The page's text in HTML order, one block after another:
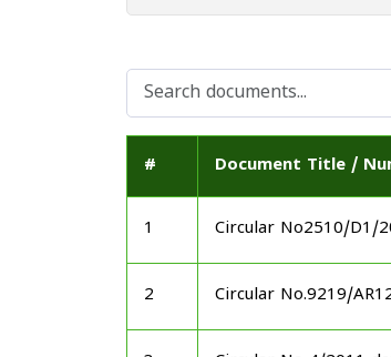
# Document Title /
1 Circular No2510/D1/
2 Circular No.9219/